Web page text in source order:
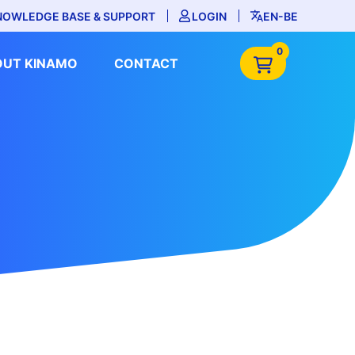
BASE & SUPPORT LOGIN EN-BE
KINAMO CONTACT
0